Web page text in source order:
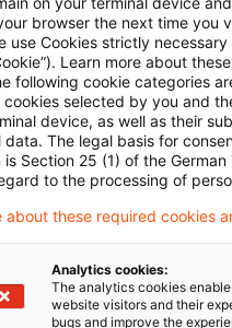
direkt
die Vorgaben zur
im Zuge eines
Rückstellung:
von
zu verwenden ist.
ihre Ermittlung
browser the next time you
use Cookies strictly
Learn more about
following cookie categories
cookies selected by you and
device, as well as their
data. The legal basis for
is Section 25 (1) of the
to the processing of
about these required cookies
Analytics cookies:
The analytics cookies
website visitors and their
bugs and improve the